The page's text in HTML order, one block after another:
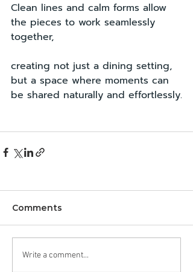
Clean lines and calm forms allow
the pieces to work seamlessly
together,
creating not just a dining setting,
but a space where moments can
be shared naturally and effortlessly.
Comments
Write a comment...